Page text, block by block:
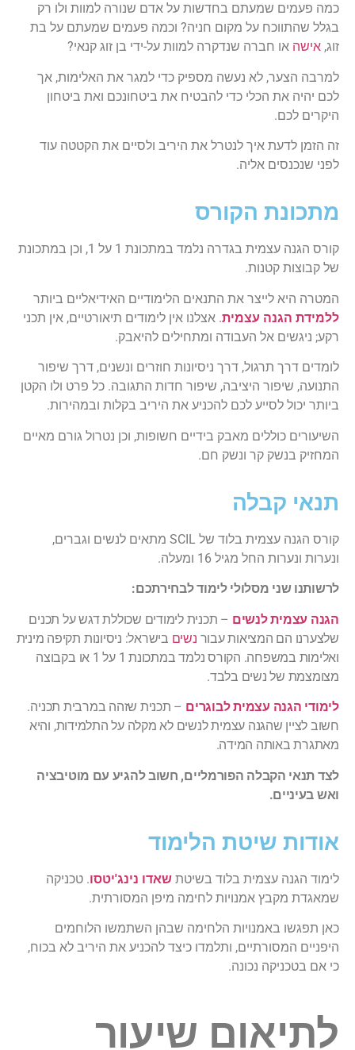
כמה פעמים שמעתם בחדשות על אדם שנורה למוות ולו רק
בגלל שהתווכח על מקום חניה? וכמה פעמים שמעתם על בת
זוג, אישה או חברה שנדקרה למוות על-ידי בן זוג קנאי?
למרבה הצער, לא נעשה מספיק כדי למגר את האלימות, אך
לכם יהיה את הכלי כדי להבטיח את ביטחונכם ואת ביטחון
היקרים לכם.
זה הזמן לדעת איך לנטרל את היריב ולסיים את הקטטה עוד
לפני שנכנסים אליה.
מתכונת הקורס
קורס הגנה עצמית בגדרה נלמד במתכונת 1 על 1, וכן במתכונת
של קבוצות קטנות.
המטרה היא לייצר את התנאים הלימודיים האידיאליים ביותר
ללמידת הגנה עצמית. אצלנו אין לימודים תיאורטיים, אין תכני
רקע; ניגשים אל העבודה ומתחילים להיאבק.
לומדים דרך תרגול, דרך ניסיונות חוזרים ונשנים, דרך שיפור
התנועה, שיפור היציבה, שיפור חדות התגובה. כל פרט ולו הקטן
ביותר יכול לסייע לכם להכניע את היריב בקלות ובמהירות.
השיעורים כוללים מאבק בידיים חשופות, וכן נטרול גורם מאיים
המחזיק בנשק קר ונשק חם.
תנאי קבלה
קורס הגנה עצמית בלוד של SCIL מתאים לנשים וגברים,
ונערות ונערות החל מגיל 16 ומעלה.
לרשותנו שני מסלולי לימוד לבחירתכם:
הגנה עצמית לנשים – תכנית לימודים שכוללת דגש על תכנים
שלצערנו הם המציאות עבור נשים בישראל: ניסיונות תקיפה מינית
ואלימות במשפחה. הקורס נלמד במתכונת 1 על 1 או בקבוצה
מצומצמת של נשים בלבד.
לימודי הגנה עצמית לבוגרים – תכנית שזהה במרבית תכניה.
חשוב לציין שהגנה עצמית לנשים לא מקלה על התלמידות, והיא
מאתגרת באותה המידה.
לצד תנאי הקבלה הפורמליים, חשוב להגיע עם מוטיבציה
ואש בעיניים.
אודות שיטת הלימוד
לימוד הגנה עצמית בלוד בשיטת שאדו נינג'יטסו. טכניקה
שמאגדת מקבץ אמנויות לחימה מיפן המסורתית.
כאן תפגשו באמנויות הלחימה שבהן השתמשו הלוחמים
היפניים המסורתיים, ותלמדו כיצד להכניע את היריב לא בכוח,
כי אם בטכניקה נכונה.
לתיאום שיעור